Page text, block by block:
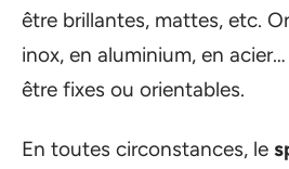
être brillantes, mattes, etc.
inox, en aluminium, en
être fixes ou orientables.
En toutes circonstances, le